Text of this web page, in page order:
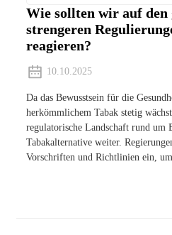
Wie sollten wir auf den
strengeren
reagieren?
10.10.2025
Da das Bewusstsein für die
herkömmlichem Tabak stetig
regulatorische Landschaft rund um
Tabakalternative weiter.
Vorschriften und Richtlinien ein,